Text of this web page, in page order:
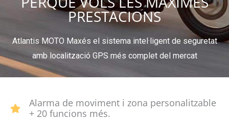
PRESTACIONS
Atlantis MOTO Maxés el sistema intel·ligent de seguretat
amb localització GPSmés complet del mercat
Alarma de moviment i zona personalitzable
+ 20 funcions més.